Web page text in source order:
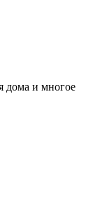
дома и многое